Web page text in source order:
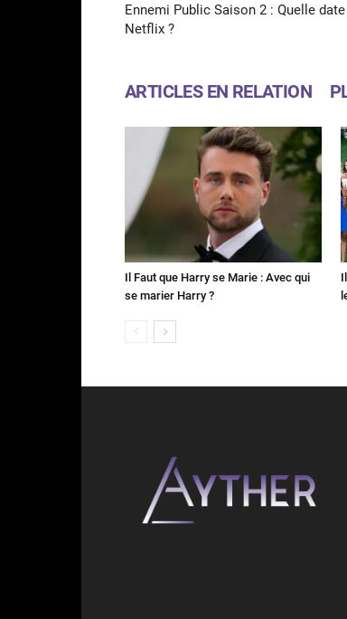
Ennemi Public Saison 2 : Quelle
Netflix ?
ARTICLES EN RELATION
Il Faut que Harry se Marie : Avec qui
se marier Harry ?